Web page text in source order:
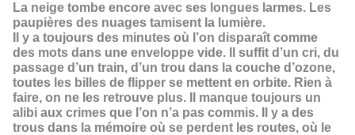
La neige tombe encore avec ses longues larmes. Les
paupières des nuages tamisent la lumière.
Il y a toujours des minutes où l’on disparaît comme
des mots dans une enveloppe vide. Il suffit d’un cri, du
passage d’un train, d’un trou dans la couche d’ozone,
toutes les billes de flipper se mettent en orbite. Rien à
faire, on ne les retrouve plus. Il manque toujours un
alibi aux crimes que l’on n’a pas commis. Il y a des
trous dans la mémoire où se perdent les routes, où le